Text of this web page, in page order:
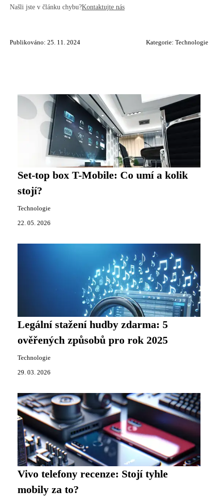
Našli jste v článku chybu?Kontaktujte nás
Publikováno: 25. 11. 2024 Kategorie: Technologie
Set-top box T-Mobile: Co umí a kolik
stojí?
Technologie
22. 05. 2026
Legální stažení hudby zdarma: 5
ověřených způsobů pro rok 2025
Technologie
29. 03. 2026
Vivo telefony recenze: Stojí tyhle
mobily za to?